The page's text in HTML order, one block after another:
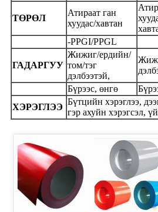
ТӨРӨЛ
Атираат ган
хуудас/хавтан
-PPGI/PPGL
ГАДАРГУУ
Жижиг/ердийн/
том/тэг
дэлбээтэй,
Бүрээс, өнгө
ХЭРЭГЛЭЭ
Бүтцийн хэрэглээ,
гэр ахуйн хэрэгсэл,